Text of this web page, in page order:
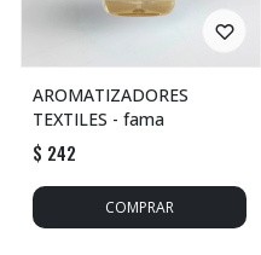
AROMATIZADORES
TEXTILES - fama
$ 242